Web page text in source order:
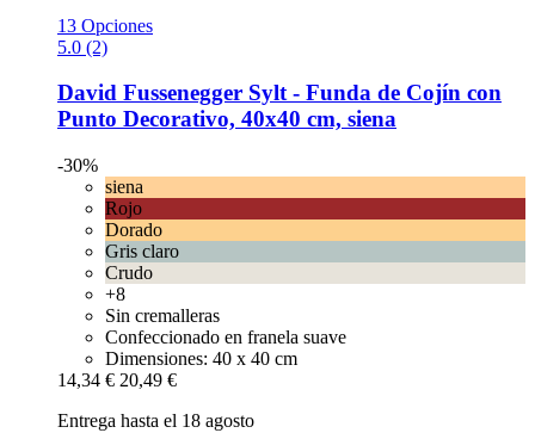
13 Opciones
5.0 (2)
David Fussenegger Sylt -​ Funda de Cojín con
Punto Decorativo, 40x40 cm, siena
-30%
siena
Rojo
Dorado
Gris claro
Crudo
+8
Sin cremalleras
Confeccionado en franela suave
Dimensiones: 40 x 40 cm
14,34 € 20,49 €
Entrega hasta el 18 agosto